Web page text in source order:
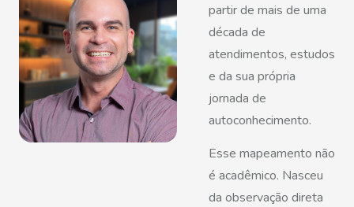
partir de mais de uma
década de
atendimentos, estudos
e da sua própria
jornada de
autoconhecimento.
Esse mapeamento não
é acadêmico. Nasceu
da observação direta